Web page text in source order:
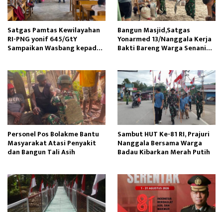
Satgas Pamtas Kewilayahan
RI-PNG yonif 645/GtY
Sampaikan Wasbang kepada
Bangun Masjid,Satgas
Yonarmed 13/Nanggala Kerja
Bakti Bareng Warga Senaning
Personel Pos Bolakme Bantu
Masyarakat Atasi Penyakit
dan Bangun Tali Asih
Sambut HUT Ke-81 RI, Prajuri
Nanggala Bersama Warga
Badau Kibarkan Merah Putih